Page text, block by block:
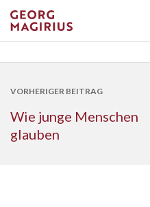
VORHERIGER BEITRAG
Wie junge Menschen
glauben